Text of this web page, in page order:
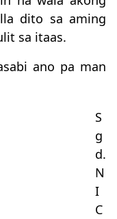
dito sa aming
sa itaas.
ano pa man
S
g
d.
N
I
C